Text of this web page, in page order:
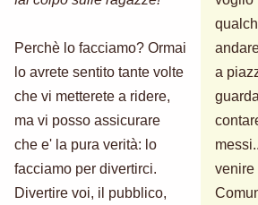
Perchè lo facciamo? Ormai
lo avrete sentito tante volte
che vi metterete a ridere,
ma vi posso assicurare
che e' la pura verità: lo
facciamo per divertirci.
Divertire voi, il pubblico,
a
venire